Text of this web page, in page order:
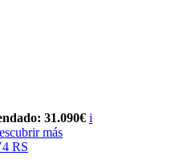
31.090€ i
más
RS